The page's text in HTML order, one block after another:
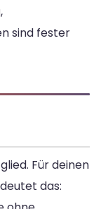
sind fester
Für deinen
das: